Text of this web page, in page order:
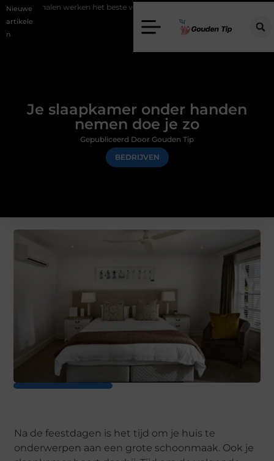
Nieuwe
artikele
n
werken het beste voor vastgoedmarketing?
Je slaapkamer onder handen
nemen doe je zo
BEDRIJVEN
Gepubliceerd Door Gouden Tip
Na de feestdagen is het tijd om je huis te
onderwerpen aan een grote schoonmaak. Ook je